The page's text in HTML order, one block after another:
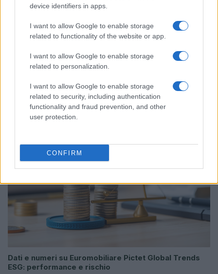
device identifiers in apps.
I want to allow Google to enable storage
related to functionality of the website or app.
I want to allow Google to enable storage
related to personalization.
I want to allow Google to enable storage
related to security, including authentication
functionality and fraud prevention, and other
user protection.
CONFIRM
Sanità sarda e transizione verde: tra case della
comunità, industria farmaceutica e tensioni politiche
Ilaria Galli · 15 Giu 2026
Dati e numeri su Euromobiliare Pictet Global Trends
ESG: performance e rischio